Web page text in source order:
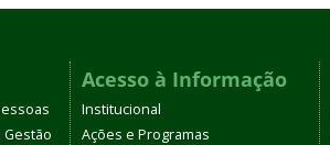
Acesso à Informação
Institucional
Ações e Programas